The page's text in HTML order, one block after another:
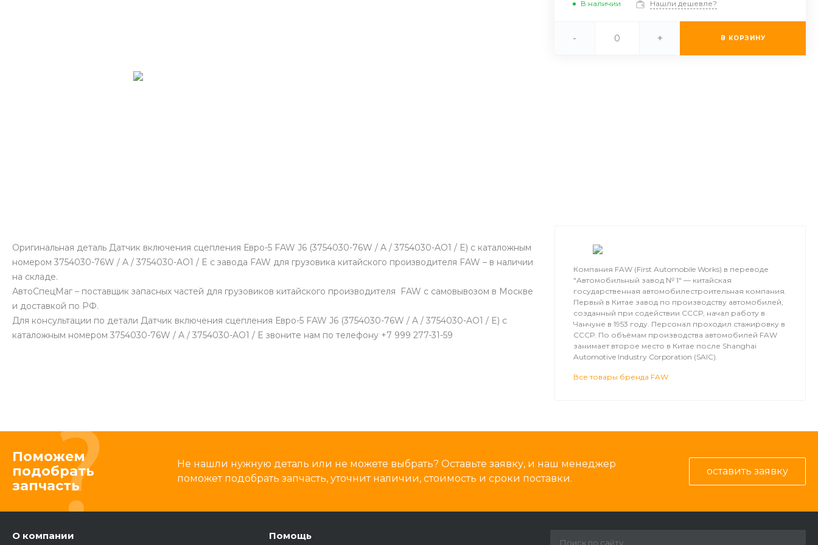
В наличии Нашли дешевле?
- + В КОРЗИНУ
Оригинальная деталь Датчик включения сцепления Евро-5 FAW J6 (3754030-76W / A / 3754030-AO1 / E) с каталожным
номером 3754030-76W / A / 3754030-AO1 / E с завода FAW для грузовика китайского производителя FAW – в наличии
на складе.
АвтоСпецМаг – поставщик запасных частей для грузовиков китайского производителя FAW с самовывозом в Москве
и доставкой по РФ.
Для консультации по детали Датчик включения сцепления Евро-5 FAW J6 (3754030-76W / A / 3754030-AO1 / E) с
каталожным номером 3754030-76W / A / 3754030-AO1 / E звоните нам по телефону +7 999 277-31-59
Компания FAW (First Automobile Works) в переводе
"Автомобильный завод № 1" — китайская
государственная автомобилестроительная компания.
Первый в Китае завод по производству автомобилей,
созданный при содействии СССР, начал работу в
Чанчуне в 1953 году. Персонал проходил стажировку в
СССР. По объёмам производства автомобилей FAW
занимает второе место в Китае после Shanghai
Automotive Industry Corporation (SAIC).
Все товары бренда FAW
Поможем
подобрать
запчасть
Не нашли нужную деталь или не можете выбрать? Оставьте заявку, и наш менеджер
поможет подобрать запчасть, уточнит наличии, стоимость и сроки поставки.
оставить заявку
О компании Помощь